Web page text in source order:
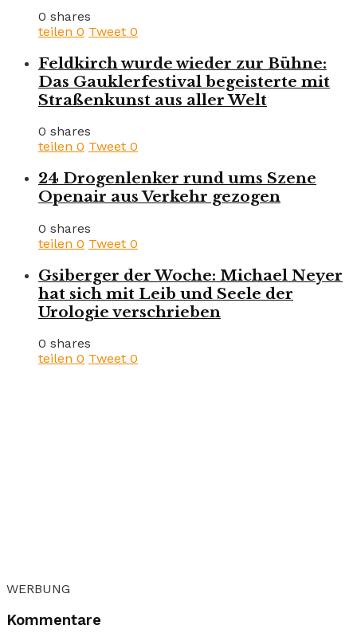
0 shares
teilen 0 Tweet 0
Feldkirch wurde wieder zur Bühne:
Das Gauklerfestival begeisterte mit
Straßenkunst aus aller Welt
0 shares
teilen 0 Tweet 0
24 Drogenlenker rund ums Szene
Openair aus Verkehr gezogen
0 shares
teilen 0 Tweet 0
Gsiberger der Woche: Michael Neyer
hat sich mit Leib und Seele der
Urologie verschrieben
0 shares
teilen 0 Tweet 0
WERBUNG
Kommentare